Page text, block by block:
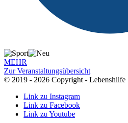
MEHR
Zur Veranstaltungsübersicht
© 2019 - 2026 Copyright - Lebenshilfe
Link zu Instagram
Link zu Facebook
Link zu Youtube